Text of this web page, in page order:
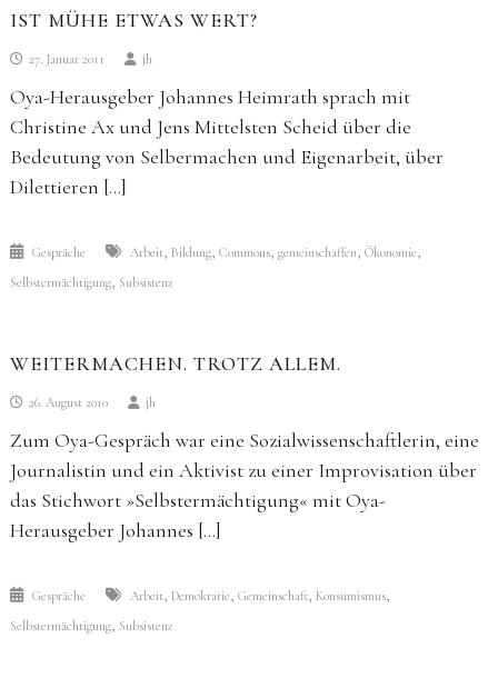
IST MÜHE ETWAS WERT?
27. Januar 2011 jh
Oya-Herausgeber Johannes Heimrath sprach mit
Christine Ax und Jens Mittelsten Scheid über die
Bedeutung von Selbermachen und Eigenarbeit, über
Dilettieren […]
Gespräche Arbeit, Bildung, Commons, gemeinschaffen, Ökonomie,
Selbstermächtigung, Subsistenz
WEITERMACHEN. TROTZ ALLEM.
26. August 2010 jh
Zum Oya-Gespräch war eine Sozialwissenschaftlerin, eine
Journalistin und ein Aktivist zu einer Improvisation über
das Stichwort »Selbstermächtigung« mit Oya-
Herausgeber Johannes […]
Gespräche Arbeit, Demokratie, Gemeinschaft, Konsumismus,
Selbstermächtigung, Subsistenz